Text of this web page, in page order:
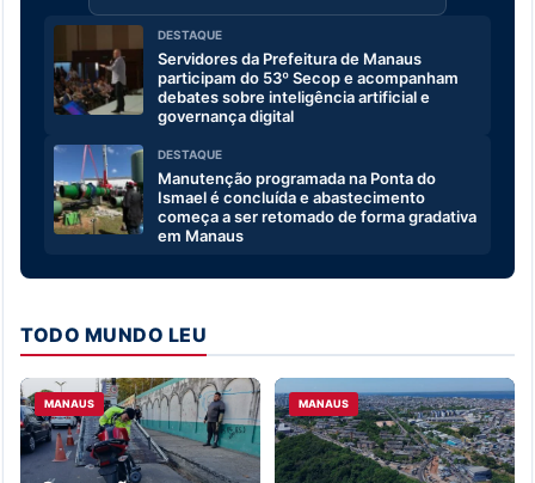
DESTAQUE
Servidores da Prefeitura de Manaus
participam do 53º Secop e acompanham
debates sobre inteligência artificial e
governança digital
DESTAQUE
Manutenção programada na Ponta do
Ismael é concluída e abastecimento
começa a ser retomado de forma gradativa
em Manaus
TODO MUNDO LEU
MANAUS MANAUS